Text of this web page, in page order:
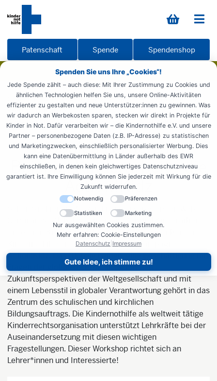
Spenden Sie uns Ihre „Cookies“!
Jede Spende zählt – auch diese: Mit Ihrer Zustimmung zu Cookies und
ähnlichen Technologien helfen Sie uns, unsere Online-Aktivitäten
effizienter zu gestalten und neue Unterstützer:innen zu gewinnen. Was
wir dadurch an Werbekosten sparen, stecken wir direkt in Projekte für
Kinder in Not. Dafür verarbeiten wir – die Kindernothilfe e.V. und unsere
Partner – personenbezogene Daten (z.B. IP-Adresse) zu statistischen
und Marketingzwecken, einschließlich personalisierter Werbung. Dies
kann eine Datenübermittlung in Länder außerhalb des EWR
einschließen, in denen kein gleichwertiges Datenschutzniveau
garantiert ist. Ihre Einwilligung können Sie jederzeit mit Wirkung für die
Zukunft widerrufen.
Notwendig Präferenzen
Statistiken Marketing
Nur ausgewählten Cookies zustimmen.
Mehr erfahren: Cookie-Einstellungen
Datenschutz Impressum
Gute Idee, ich stimme zu!
Patenschaft Spende Spendenshop
Startseite Engagieren Zeit spenden
Ehrenamt
Web-Seminare
Web-Seminar: "Globales Lernen und Action!Kidz"
Globales Lernen am
Beispiel Kinderarbeit - die
Action!Kidz
Sehen Sie hier die Aufzeichnung unseres ersten Web-
Seminares "Globales Lernen am Beispiel Kinderarbeit -
die Action!Kidz" mit Malte Pfau, Campaigner bei der
Kindernothilfe und zuständig für die Kampagne
Action!Kidz. Das Globale Lernen, eine Beschäftigung mit
Fragen der globalen Entwicklung mit den
Zukunftsperspektiven der Weltgesellschaft und mit
einem Lebensstil in globaler Verantwortung gehört in das
Zentrum des schulischen und kirchlichen
Bildungsauftrags. Die Kindernothilfe als weltweit tätige
Kinderrechtsorganisation unterstützt Lehrkräfte bei der
Auseinandersetzung mit diesen wichtigen
Fragestellungen. Dieser Workshop richtet sich an
Lehrer*innen und Interessierte!